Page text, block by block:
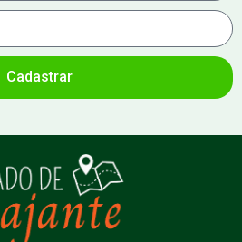
Cadastrar